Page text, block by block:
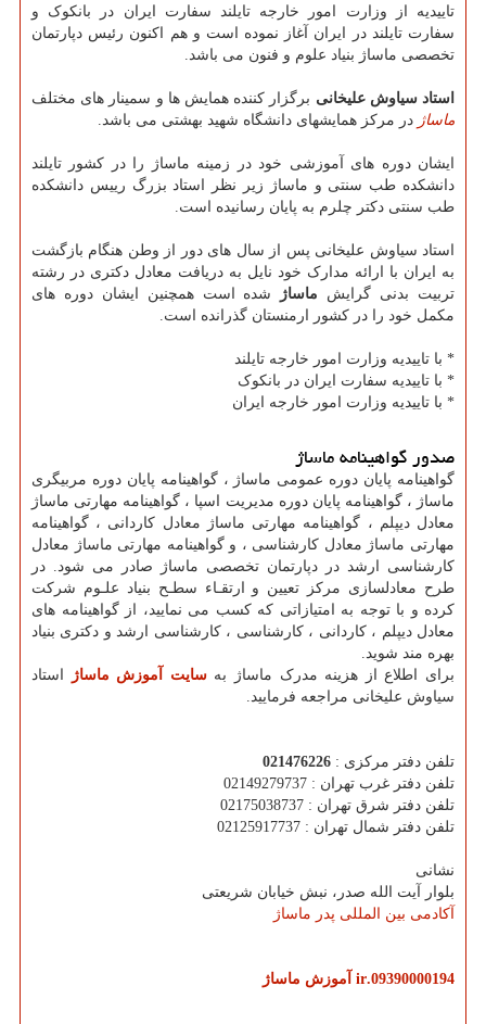
تاییدیه از وزارت امور خارجه تایلند سفارت ایران در بانکوک و
سفارت تایلند در ایران آغاز نموده است و هم اکنون رئیس دپارتمان
تخصصی ماساژ بنیاد علوم و فنون می باشد.
استاد سیاوش علیخانی برگزار کننده همایش ها و سمینار های مختلف
ماساژ در مرکز همایشهای دانشگاه شهید بهشتی می باشد.
ایشان دوره های آموزشی خود در زمینه ماساژ را در کشور تایلند
دانشکده طب سنتی و ماساژ زیر نظر استاد بزرگ رییس دانشکده
طب سنتی دکتر چلرم به پایان رسانیده است.
استاد سیاوش علیخانی پس از سال های دور از وطن هنگام بازگشت
به ایران با ارائه مدارک خود نایل به دریافت معادل دکتری در رشته
تربیت بدنی گرایش ماساژ
شده است همچنین ایشان دوره های
مکمل خود را در کشور ارمنستان گذرانده است.
* با تاییدیه وزارت امور خارجه تایلند
* با تاییدیه سفارت ایران در بانکوک
* با تاییدیه وزارت امور خارجه ایران
صدور گواهینامه ماساژ
گواهینامه پایان دوره عمومی ماساژ ، گواهینامه پایان دوره مربیگری
ماساژ ، گواهینامه پایان دوره مدیریت اسپا ، گواهینامه مهارتی ماساژ
معادل دیپلم ، گواهینامه مهارتی ماساژ معادل کاردانی ، گواهینامه
مهارتی ماساژ معادل کارشناسی ، و گواهینامه مهارتی ماساژ معادل
کارشناسی ارشد در دپارتمان تخصصی ماساژ صادر می شود. در
طرح معادلسازی مركز تعيين و ارتقـاء سطـح بنياد علـوم شركت
كرده و با توجه به امتيازاتی كه كسب می نماييد، از گواهينامه های
معادل ديپلم ، كاردانی ، كارشناسی ، كارشناسی ارشد و دكتری بنياد
بهره مند شويد.
برای اطلاع از هزینه مدرک ماساژ بهسایت آموزش ماساژ
استاد
سیاوش علیخانی مراجعه فرمایید.
تلفن دفتر مرکزی : 021476226
تلفن دفتر غرب تهران : 02149279737
تلفن دفتر شرق تهران : 02175038737
تلفن دفتر شمال تهران : 02125917737
نشانی
بلوار آیت الله صدر، نبش خیابان شریعتی
آکادمی بین المللی پدر ماساژ
09390000194.ir آموزش ماساژ